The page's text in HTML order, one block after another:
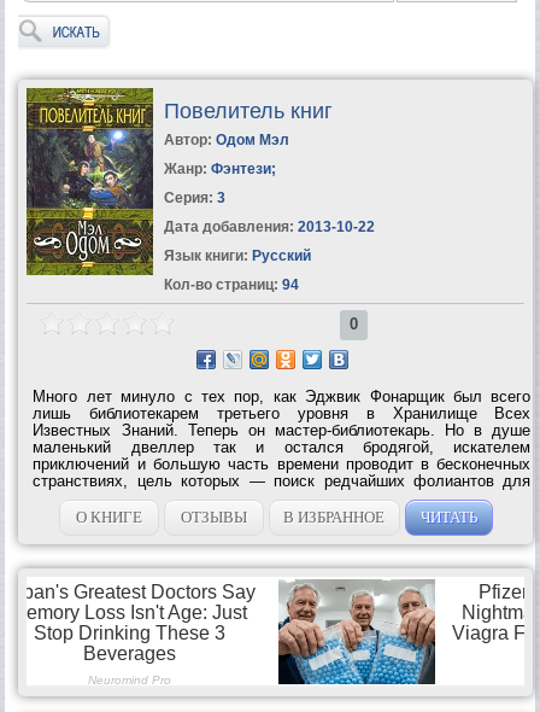
Повелитель книг
Автор: Одом Мэл
Жанр: Фэнтези;
Серия: 3
Дата добавления: 2013-10-22
Язык книги: Русский
Кол-во страниц: 94
0
Много лет минуло с тех пор, как Эджвик Фонарщик был всего
лишь библиотекарем третьего уровня в Хранилище Всех
Известных Знаний. Теперь он мастер-библиотекарь. Но в душе
маленький двеллер так и остался бродягой, искателем
приключений и большую часть времени проводит в бесконечных
странствиях, цель которых — поиск редчайших фолиантов для
Великой Библиотеки, тех, что уцелели после набегов жестокого
лорда Харриона и полчища верных ему...
О КНИГЕ ОТЗЫВЫ В ИЗБРАННОЕ ЧИТАТЬ